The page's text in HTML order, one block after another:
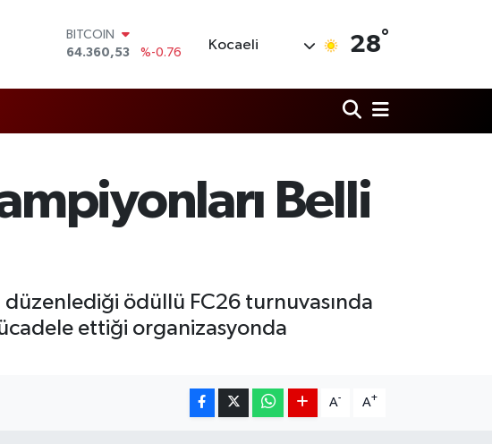
64.360,53
DOLAR
EURO
6574.81
BİST100
13.887
%64
Kocaeli 28°
Belli
düzenlediği ödüllü FC26 turnuvasında
ettiği organizasyonda
A- A+